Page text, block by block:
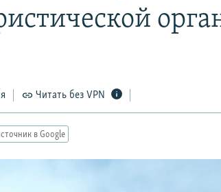
Читать без VPN
в Google